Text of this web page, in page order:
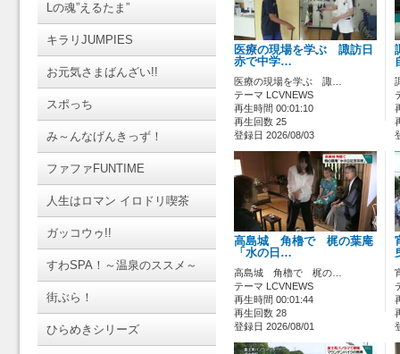
Lの魂”えるたま”
キラリJUMPIES
お元気さまばんざい!!
スポっち
み～んなげんきっず！
ファファFUNTIME
人生はロマン イロドリ喫茶
ガッコウゥ!!
すわSPA！～温泉のススメ～
街ぶら！
ひらめきシリーズ
医療の現場を学ぶ 諏訪日
赤で中学…
医療の現場を学ぶ 諏…
テーマ LCVNEWS
再生時間 00:01:10
再生回数 25
登録日 2026/08/03
高島城 角櫓で 梶の葉庵
「水の日…
高島城 角櫓で 梶の…
テーマ LCVNEWS
再生時間 00:01:44
再生回数 28
登録日 2026/08/01